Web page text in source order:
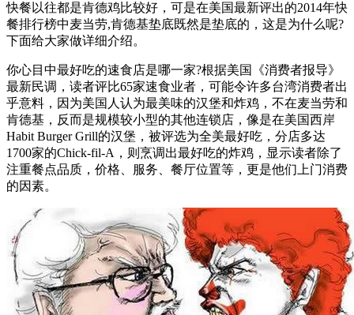
快餐以往都是肯德鸡比较好，可是在美国最新评出的2014年快
餐排行榜中麦当劳,肯德基垫底既然是垫底的，这是为什么呢?
下面给大家做详细介绍。
你心目中最好吃的速食店是哪一家?根据美国《消费者报导》
最新民调，读者评比65家速食业者，可能令许多台湾消费者出
乎意料，因为美国人认为最美味的汉堡和炸鸡，不在麦当劳和
肯德基，反而是规模较小型的其他连锁店，像是在美国西岸
Habit Burger Grill的汉堡，被评选为全美最好吃，分店多达
1700家的Chick-fil-A，则烹调出最好吃的炸鸡，显示读者除了
注重餐点品质，价格、服务、餐厅位置等，更是他们上门消费
的因素。